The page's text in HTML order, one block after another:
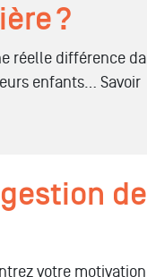
?
réelle différence
enfants… Savoir
votre